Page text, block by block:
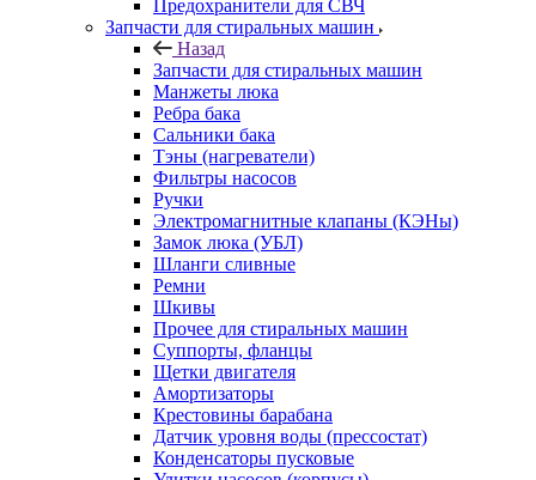
Предохранители для СВЧ
Запчасти для стиральных машин
Назад
Запчасти для стиральных машин
Манжеты люка
Ребра бака
Сальники бака
Тэны (нагреватели)
Фильтры насосов
Ручки
Электромагнитные клапаны (КЭНы)
Замок люка (УБЛ)
Шланги сливные
Ремни
Шкивы
Прочее для стиральных машин
Суппорты, фланцы
Щетки двигателя
Амортизаторы
Крестовины барабана
Датчик уровня воды (прессостат)
Конденсаторы пусковые